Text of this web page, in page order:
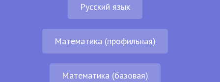
Русский язык
Математика (профильная)
Математика (базовая)